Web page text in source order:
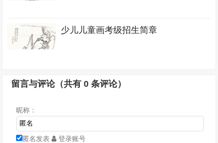
少儿儿童画考级招生简章
留言与评论（共有0 条评论）
昵称：
匿名发表 登录账号